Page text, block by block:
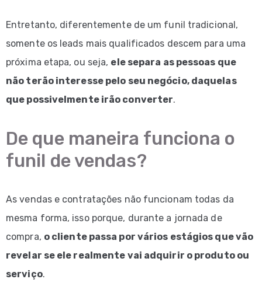
Entretanto, diferentemente de um funil tradicional,
somente os leads mais qualificados descem para uma
próxima etapa, ou seja, ele separa as pessoas que
não terão interesse pelo seu negócio, daquelas
que possivelmente irão converter.
De que maneira funciona o
funil de vendas?
As vendas e contratações não funcionam todas da
mesma forma, isso porque, durante a jornada de
compra, o cliente passa por vários estágios que vão
revelar se ele realmente vai adquirir o produto ou
serviço.